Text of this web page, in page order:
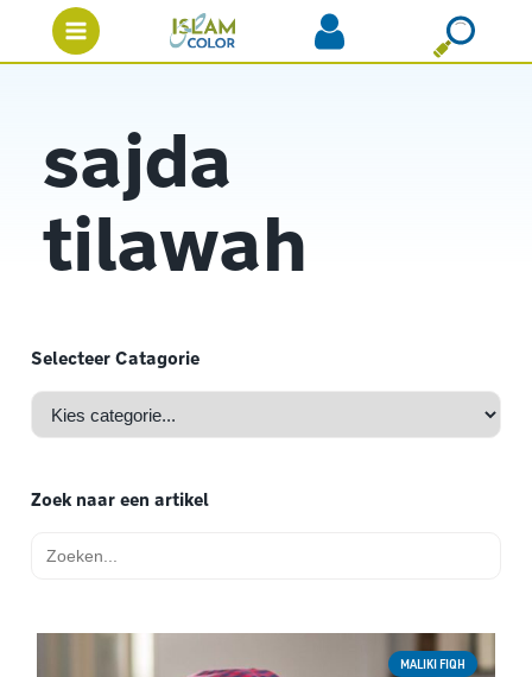
sajda
tilawah
Selecteer Catagorie
Zoek naar een artikel
naar:
MALIKI FIQH